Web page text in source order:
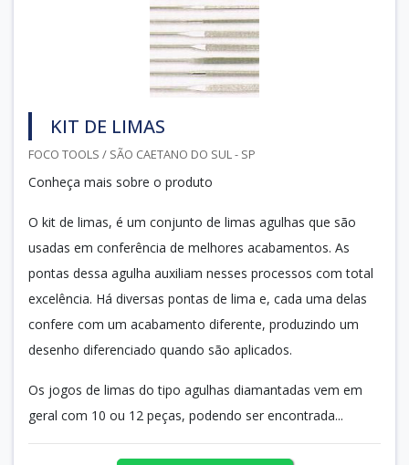
KIT DE LIMAS
FOCO TOOLS / SÃO CAETANO DO SUL - SP
Conheça mais sobre o produto
O kit de limas, é um conjunto de limas agulhas que são
usadas em conferência de melhores acabamentos. As
pontas dessa agulha auxiliam nesses processos com total
excelência. Há diversas pontas de lima e, cada uma delas
confere com um acabamento diferente, produzindo um
desenho diferenciado quando são aplicados.
Os jogos de limas do tipo agulhas diamantadas vem em
geral com 10 ou 12 peças, podendo ser encontrada...